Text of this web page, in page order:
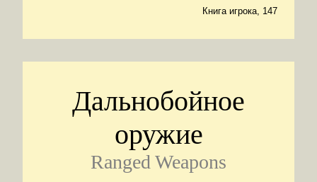
Книга игрока, 147
Дальнобойное
оружие
Ranged Weapons